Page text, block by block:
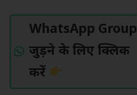
WhatsApp Group
जुड़ने के लिए क्लिक
करें